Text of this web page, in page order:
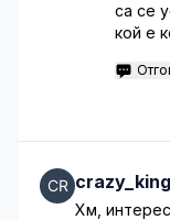
са се
кой е
crazy_king
Хм,